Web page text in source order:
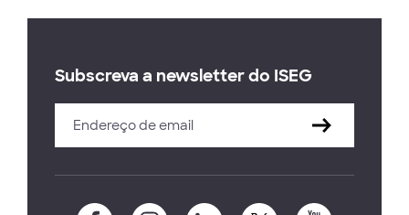
Subscreva a newsletter do ISEG